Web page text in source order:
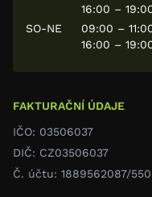
FAKTURAČNÍ ÚDAJE
IČO: 03506037
DIČ: CZ03506037
Č. účtu: 1889562087/
16:00 –
SO-NE
09:00 –
16:00 –